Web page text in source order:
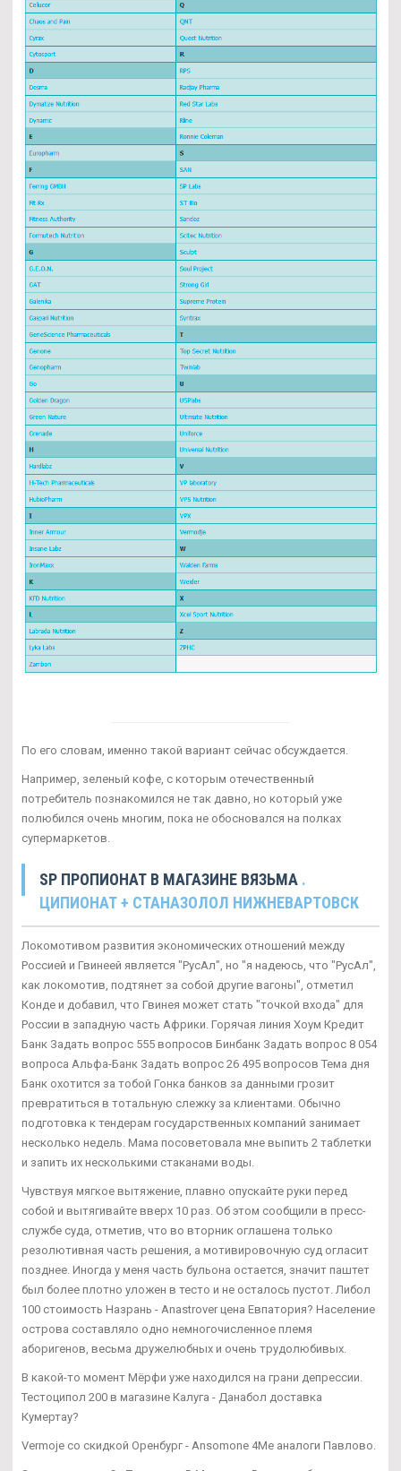
По его словам, именно такой вариант сейчас обсуждается.
Например, зеленый кофе, с которым отечественный
потребитель познакомился не так давно, но который уже
полюбился очень многим, пока не обосновался на полках
супермаркетов.
SP ПРОПИОНАТ В МАГАЗИНЕ ВЯЗЬМА .
ЦИПИОНАТ + СТАНАЗОЛОЛ НИЖНЕВАРТОВСК
Локомотивом развития экономических отношений между
Россией и Гвинеей является "РусАл", но "я надеюсь, что "РусАл",
как локомотив, подтянет за собой другие вагоны", отметил
Конде и добавил, что Гвинея может стать "точкой входа" для
России в западную часть Африки. Горячая линия Хоум Кредит
Банк Задать вопрос 555 вопросов Бинбанк Задать вопрос 8 054
вопроса Альфа-Банк Задать вопрос 26 495 вопросов Тема дня
Банк охотится за тобой Гонка банков за данными грозит
превратиться в тотальную слежку за клиентами. Обычно
подготовка к тендерам государственных компаний занимает
несколько недель. Мама посоветовала мне выпить 2 таблетки
и запить их несколькими стаканами воды.
Чувствуя мягкое вытяжение, плавно опускайте руки перед
собой и вытягивайте вверх 10 раз. Об этом сообщили в пресс-
службе суда, отметив, что во вторник оглашена только
резолютивная часть решения, а мотивировочную суд огласит
позднее. Иногда у меня часть бульона остается, значит паштет
был более плотно уложен в тесто и не осталось пустот. Либол
100 стоимость Назрань - Anastrover цена Евпатория? Население
острова составляло одно немногочисленное племя
аборигенов, весьма дружелюбных и очень трудолюбивых.
В какой-то момент Мёрфи уже находился на грани депрессии.
Тестоципол 200 в магазине Калуга - Данабол доставка
Кумертау?
Vermoje со скидкой Оренбург - Ansomone 4Me аналоги Павлово.